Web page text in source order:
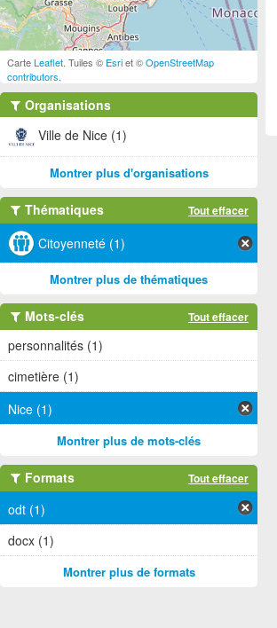
CarteLeaflet . Tuiles © Esriet ©OpenStreetMap
contributors
Organisations
Ville de Nice (1)
Montrer plus d'organisations
Thématiques Tout effacer
Citoyenneté (1)
Montrer plus de thématiques
Mots-clés Tout effacer
personnalités (1)
cimetière (1)
Nice (1)
Montrer plus de mots-clés
Formats Tout effacer
odt (1)
docx (1)
Montrer plus de formats